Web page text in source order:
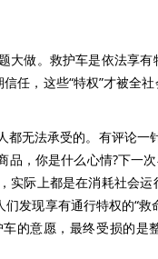
做。救护车是依法享有
任，这些“特权”才被全
无法承受的。有评论一
，你是什么心情?下一
实际上都是在消耗社会
发现享有通行特权的“救
的意愿，最终受损的是